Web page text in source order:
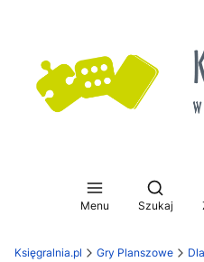
Menu
Otwórz
Szukaj
Księgralnia.pl Gry Planszowe